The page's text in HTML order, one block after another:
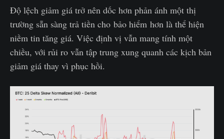
Độ lệch giảm giá trở nên dốc hơn phản ánh một thị
trường sẵn sàng trả tiền cho bảo hiểm hơn là thể hiện
niềm tin tăng giá. Việc định vị vẫn mang tính một
chiều, với rủi ro vẫn tập trung xung quanh các kịch bản
giảm giá thay vì phục hồi.